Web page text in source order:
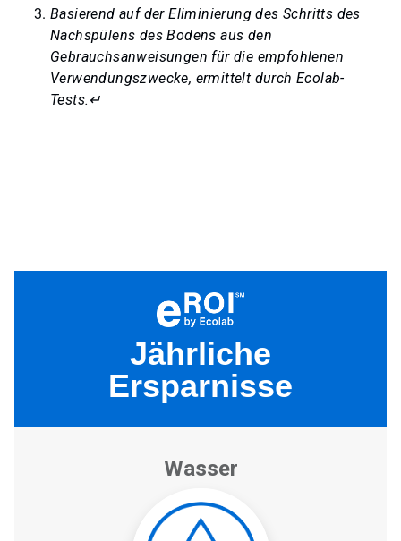
Basierend auf der Eliminierung des Schritts des
Nachspülens des Bodens aus den
Gebrauchsanweisungen für die empfohlenen
Verwendungszwecke, ermittelt durch Ecolab-
Tests. ↵